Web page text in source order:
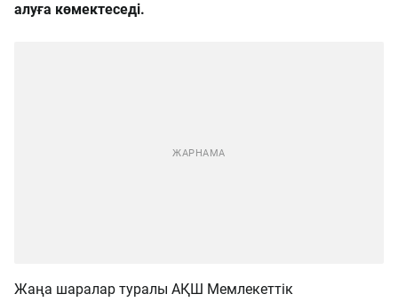
алуға көмектеседі.
Жаңа шаралар туралы АҚШ Мемлекеттік